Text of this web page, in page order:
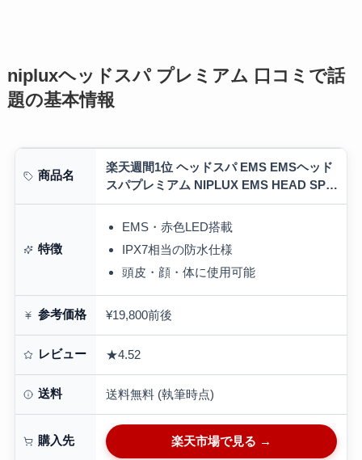
nipluxヘッドスパ プレミアム 口コミで話
題の基本情報
商品名
楽天週間1位 ヘッドスパ EMS EMSヘッド
スパプレミアム NIPLUX EMS HEAD SPA
PREMIUM 頭皮マッサージ ヘッドマッサ
ージ ヘッドマ…
特徴
EMS・赤色LED搭載
IPX7相当の防水仕様
頭皮・顔・体に使用可能
参考価格 ¥19,800前後
レビュー ★4.52
送料 送料無料 (執筆時点)
購入先 楽天市場で見る →